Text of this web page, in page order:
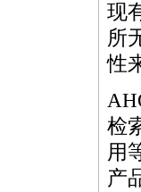
现
所
性
检
用
产